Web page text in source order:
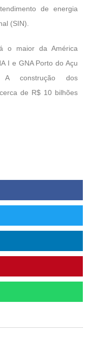
de energia
(SIN).
o maior da América
I e GNA Porto do Açu
construção dos
de R$ 10 bilhões